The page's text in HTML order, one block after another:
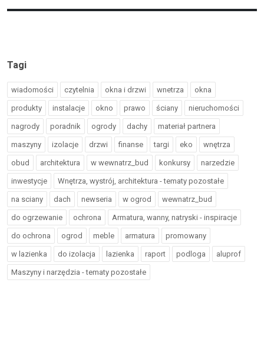
Tagi
wiadomości czytelnia okna i drzwi wnetrza okna
produkty instalacje okno prawo ściany nieruchomości
nagrody poradnik ogrody dachy materiał partnera
maszyny izolacje drzwi finanse targi eko wnętrza
obud architektura w wewnatrz_bud konkursy narzedzie
inwestycje Wnętrza, wystrój, architektura - tematy pozostałe
na sciany dach newseria w ogrod wewnatrz_bud
do ogrzewanie ochrona Armatura, wanny, natryski - inspiracje
do ochrona ogrod meble armatura promowany
w lazienka do izolacja lazienka raport podloga aluprof
Maszyny i narzędzia - tematy pozostałe